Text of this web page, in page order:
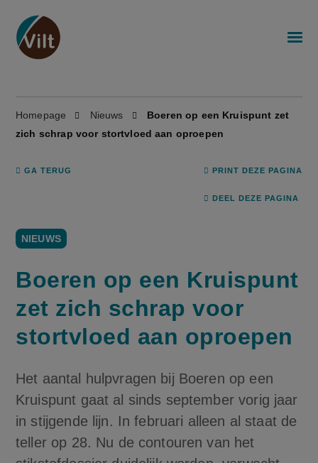
Homepage Nieuws
Boeren op een Kruispunt zet
zich schrap voor stortvloed aan oproepen
GA TERUG PRINT DEZE PAGINA
DEEL DEZE PAGINA
NIEUWS
Boeren op een Kruispunt
zet zich schrap voor
stortvloed aan oproepen
Het aantal hulpvragen bij Boeren op een
Kruispunt gaat al sinds september vorig jaar
in stijgende lijn. In februari alleen al staat de
teller op 28. Nu de contouren van het